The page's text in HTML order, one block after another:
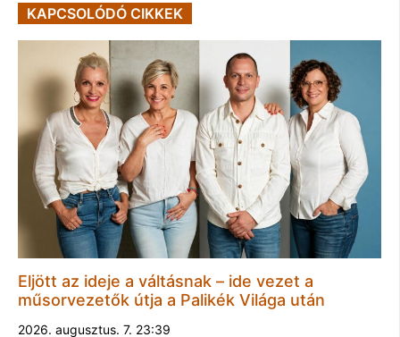
KAPCSOLÓDÓ CIKKEK
Eljött az ideje a váltásnak – ide vezet a
műsorvezetők útja a Palikék Világa után
2026. augusztus. 7. 23:39